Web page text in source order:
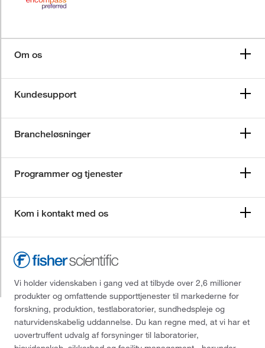
Om os
Kundesupport
Brancheløsninger
Programmer og tjenester
Kom i kontakt med os
Vi holder videnskaben i gang ved at tilbyde over 2,6 millioner
produkter og omfattende supporttjenester til markederne for
forskning, produktion, testlaboratorier, sundhedspleje og
naturvidenskabelig uddannelse. Du kan regne med, at vi har et
uovertruffent udvalg af forsyninger til laboratorier,